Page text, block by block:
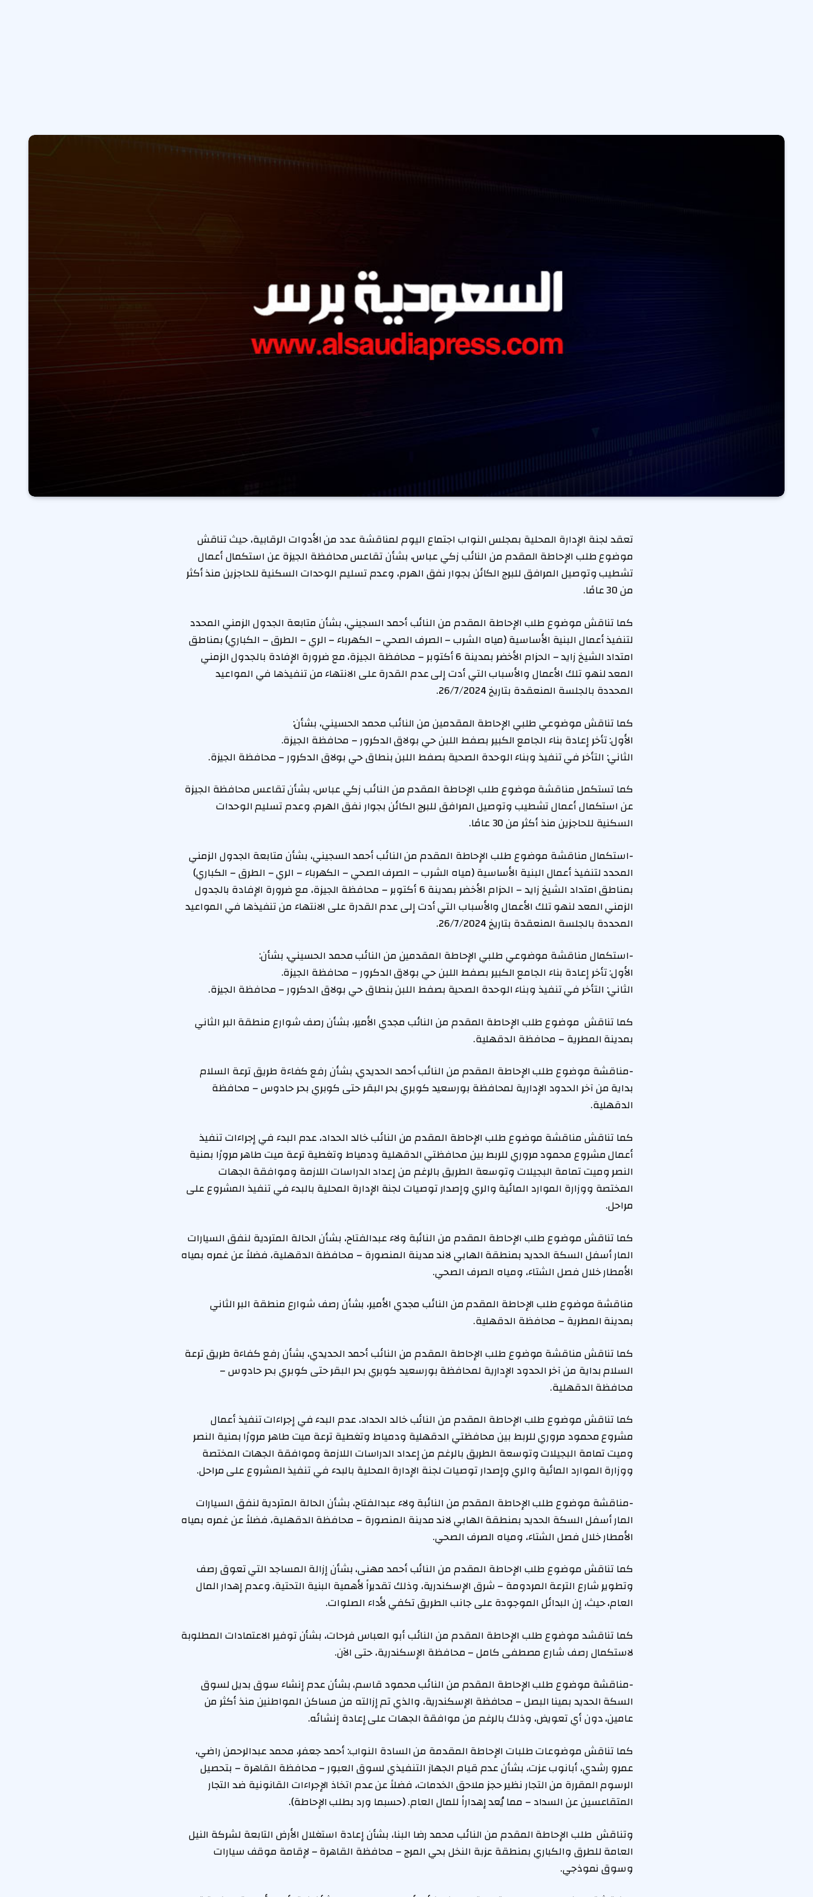
تعقد لجنة الإدارة المحلية بمجلس النواب اجتماع اليوم لمناقشة عدد من الأدوات الرقابية، حيث تناقش
موضوع طلب الإحاطة المقدم من النائب زكي عباس، بشأن تقاعس محافظة الجيزة عن استكمال أعمال
تشطيب وتوصيل المرافق للبرج الكائن بجوار نفق الهرم، وعدم تسليم الوحدات السكنية للحاجزين منذ أكثر
من 30 عامًا.
كما تناقش موضوع طلب الإحاطة المقدم من النائب أحمد السجيني، بشأن متابعة الجدول الزمني المحدد
لتنفيذ أعمال البنية الأساسية (مياه الشرب – الصرف الصحي – الكهرباء – الري – الطرق – الكباري) بمناطق
امتداد الشيخ زايد – الحزام الأخضر بمدينة 6 أكتوبر – محافظة الجيزة، مع ضرورة الإفادة بالجدول الزمني
المعد لنهو تلك الأعمال والأسباب التي أدت إلى عدم القدرة على الانتهاء من تنفيذها في المواعيد
المحددة بالجلسة المنعقدة بتاريخ 26/7/2024.
كما تناقش موضوعي طلبي الإحاطة المقدمين من النائب محمد الحسيني، بشأن:
الأول: تأخر إعادة بناء الجامع الكبير بصفط اللبن حي بولاق الدكرور – محافظة الجيزة.
الثاني: التأخر في تنفيذ وبناء الوحدة الصحية بصفط اللبن بنطاق حي بولاق الدكرور – محافظة الجيزة.
كما تستكمل مناقشة موضوع طلب الإحاطة المقدم من النائب زكي عباس، بشأن تقاعس محافظة الجيزة
عن استكمال أعمال تشطيب وتوصيل المرافق للبرج الكائن بجوار نفق الهرم، وعدم تسليم الوحدات
السكنية للحاجزين منذ أكثر من 30 عامًا.
-​استكمال مناقشة موضوع طلب الإحاطة المقدم من النائب أحمد السجيني، بشأن متابعة الجدول الزمني
المحدد لتنفيذ أعمال البنية الأساسية (مياه الشرب – الصرف الصحي – الكهرباء – الري – الطرق – الكباري)
بمناطق امتداد الشيخ زايد – الحزام الأخضر بمدينة 6 أكتوبر – محافظة الجيزة، مع ضرورة الإفادة بالجدول
الزمني المعد لنهو تلك الأعمال والأسباب التي أدت إلى عدم القدرة على الانتهاء من تنفيذها في المواعيد
المحددة بالجلسة المنعقدة بتاريخ 26/7/2024.
-​استكمال مناقشة موضوعي طلبي الإحاطة المقدمين من النائب محمد الحسيني، بشأن:
الأول: تأخر إعادة بناء الجامع الكبير بصفط اللبن حي بولاق الدكرور – محافظة الجيزة.
الثاني: التأخر في تنفيذ وبناء الوحدة الصحية بصفط اللبن بنطاق حي بولاق الدكرور – محافظة الجيزة.
كما تناقش موضوع طلب الإحاطة المقدم من النائب مجدي الأمير، بشأن رصف شوارع منطقة البر الثاني
بمدينة المطرية – محافظة الدقهلية.
-​مناقشة موضوع طلب الإحاطة المقدم من النائب أحمد الحديدي، بشأن رفع كفاءة طريق ترعة السلام
بداية من آخر الحدود الإدارية لمحافظة بورسعيد كوبري بحر البقر حتى كوبري بحر حادوس – محافظة
الدقهلية.
كما تناقش مناقشة موضوع طلب الإحاطة المقدم من النائب خالد الحداد، عدم البدء في إجراءات تنفيذ
أعمال مشروع محمود مروري للربط بين محافظتي الدقهلية ودمياط وتغطية ترعة ميت طاهر مرورًا بمنية
النصر وميت تمامة البجيلات وتوسعة الطريق بالرغم من إعداد الدراسات اللازمة وموافقة الجهات
المختصة ووزارة الموارد المائية والري وإصدار توصيات لجنة الإدارة المحلية بالبدء في تنفيذ المشروع على
مراحل.
كما تناقش موضوع طلب الإحاطة المقدم من النائبة ولاء عبدالفتاح، بشأن الحالة المتردية لنفق السيارات
المار أسفل السكة الحديد بمنطقة الهابي لاند مدينة المنصورة – محافظة الدقهلية، فضلاً عن غمره بمياه
الأمطار خلال فصل الشتاء، ومياه الصرف الصحي.
مناقشة موضوع طلب الإحاطة المقدم من النائب مجدي الأمير، بشأن رصف شوارع منطقة البر الثاني
بمدينة المطرية – محافظة الدقهلية.
كما تناقش مناقشة موضوع طلب الإحاطة المقدم من النائب أحمد الحديدي، بشأن رفع كفاءة طريق ترعة
السلام بداية من آخر الحدود الإدارية لمحافظة بورسعيد كوبري بحر البقر حتى كوبري بحر حادوس –
محافظة الدقهلية.
كما تناقش موضوع طلب الإحاطة المقدم من النائب خالد الحداد، عدم البدء في إجراءات تنفيذ أعمال
مشروع محمود مروري للربط بين محافظتي الدقهلية ودمياط وتغطية ترعة ميت طاهر مرورًا بمنية النصر
وميت تمامة البجيلات وتوسعة الطريق بالرغم من إعداد الدراسات اللازمة وموافقة الجهات المختصة
ووزارة الموارد المائية والري وإصدار توصيات لجنة الإدارة المحلية بالبدء في تنفيذ المشروع على مراحل.
-​مناقشة موضوع طلب الإحاطة المقدم من النائبة ولاء عبدالفتاح، بشأن الحالة المتردية لنفق السيارات
المار أسفل السكة الحديد بمنطقة الهابي لاند مدينة المنصورة – محافظة الدقهلية، فضلاً عن غمره بمياه
الأمطار خلال فصل الشتاء، ومياه الصرف الصحي.
كما تناقش موضوع طلب الإحاطة المقدم من النائب أحمد مهنى، بشأن إزالة المساجد التي تعوق رصف
وتطوير شارع الترعة المردومة – شرق الإسكندرية، وذلك تقديراً لأهمية البنية التحتية، وعدم إهدار المال
العام، حيث، إن البدائل الموجودة على جانب الطريق تكفي لأداء الصلوات.
كما تناقشد موضوع طلب الإحاطة المقدم من النائب أبو العباس فرحات، بشأن توفير الاعتمادات المطلوبة
لاستكمال رصف شارع مصطفى كامل – محافظة الإسكندرية، حتى الآن.
-​مناقشة موضوع طلب الإحاطة المقدم من النائب محمود قاسم، بشأن عدم إنشاء سوق بديل لسوق
السكة الحديد بمينا البصل – محافظة الإسكندرية، والذي تم إزالته من مساكن المواطنين منذ أكثر من
عامين، دون أي تعويض، وذلك بالرغم من موافقة الجهات على إعادة إنشائه.
كما تناقش موضوعات طلبات الإحاطة المقدمة من السادة النواب: أحمد جعفر، محمد عبدالرحمن راضي،
عمرو رشدي، أبانوب عزت، بشأن عدم قيام الجهاز التنفيذي لسوق العبور – محافظة القاهرة – بتحصيل
الرسوم المقررة من التجار نظير حجز ملاحق الخدمات، فضلاً عن عدم اتخاذ الإجراءات القانونية ضد التجار
المتقاعسين عن السداد – مما يُعد إهداراً للمال العام. (حسبما ورد بطلب الإحاطة).
وتناقش طلب الإحاطة المقدم من النائب محمد رضا البنا، بشأن إعادة استغلال الأرض التابعة لشركة النيل
العامة للطرق والكباري بمنطقة عزبة النخل بحي المرج – محافظة القاهرة – لإقامة موقف سيارات
وسوق نموذجي.